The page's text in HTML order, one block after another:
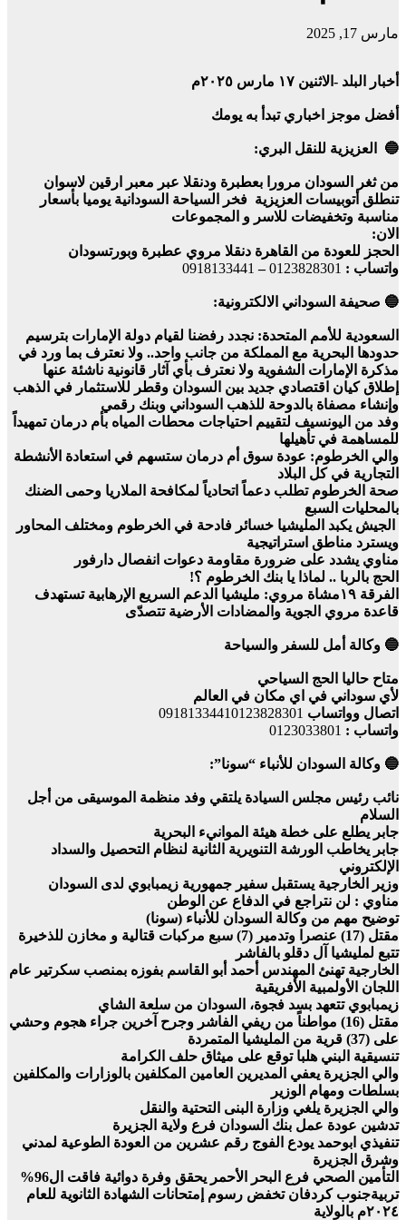
مارس 17, 2025
أخبار البلد -الاثنين ١٧ مارس ٢٠٢٥م
أفضل موجز اخباري تبدأ به يومك
🔵 العزيزية للنقل البري:
من ثغر السودان مرورا بعطبرة ودنقلا عبر معبر ارقين لاسوان
تنطلق أتوبيسات العزيزية فخر السياحة السودانية يوميا بأسعار
مناسبة وتخفيضات للاسر و المجموعات
الان:
الحجز للعودة من القاهرة دنقلا مروي عطبرة وبورتسودان
واتساب : 0123828301
–
0918133441
🔵 صحيفة السوداني الالكترونية:
السعودية للأمم المتحدة: نجدد رفضنا لقيام دولة الإمارات بترسيم
حدودها البحرية مع المملكة من جانب واحد.. ولا نعترف بما ورد في
مذكرة الإمارات الشفوية ولا نعترف بأي آثار قانونية ناشئة عنها
إطلاق كيان اقتصادي جديد بين السودان وقطر للاستثمار في الذهب
وإنشاء مصفاة بالدوحة للذهب السوداني وبنك رقمي
وفد من اليونسيف لتقييم احتياجات محطات المياه بأم درمان تمهيداً
للمساهمة في تأهيلها
والي الخرطوم: عودة سوق أم درمان ستسهم في استعادة الأنشطة
التجارية في كل البلاد
صحة الخرطوم تطلب دعماً اتحادياً لمكافحة الملاريا وحمى الضنك
بالمحليات السبع
الجيش يكبد المليشيا خسائر فادحة في الخرطوم ومختلف المحاور
ويسترد مناطق استراتيجية
مناوي يشدد على ضرورة مقاومة دعوات انفصال دارفور
الحج بالربا .. لماذا يا بنك الخرطوم ؟!
الفرقة ١٩مشاة مروي: مليشيا الدعم السريع الإرهابية تستهدف
قاعدة مروي الجوية والمضادات الأرضية تتصدّى
🔵 وكالة أمل للسفر والسياحة
متاح حاليا الحج السياحي
لأي سوداني في اي مكان في العالم
اتصال وواتساب 09181334410123828301
واتساب : 0123033801
🔵 وكالة السودان للأنباء “سونا”:
نائب رئيس مجلس السيادة يلتقي وفد منظمة الموسيقى من أجل
السلام
جابر يطلع على خطة هيئة الموانيء البحرية
جابر يخاطب الورشة التنويرية الثانية لنظام التحصيل والسداد
الإلكتروني
وزير الخارجية يستقبل سفير جمهورية زيمبابوي لدى السودان
مناوي : لن نتراجع في الدفاع عن الوطن
توضيح مهم من وكالة السودان للأنباء (سونا)
مقتل (17) عنصرا وتدمير (7) سبع مركبات قتالية و مخازن للذخيرة
تتبع لمليشيا آل دقلو بالفاشر
الخارجية تهنئ المهندس أحمد أبو القاسم بفوزه بمنصب سكرتير عام
اللجان الأولمبية الأفريقية
زيمبابوي تتعهد بسد فجوة، السودان من سلعة الشاي
مقتل (16) مواطناً من ريفي الفاشر وجرح آخرين جراء هجوم وحشي
على (37) قرية من المليشيا المتمردة
تنسيقية البني هلبا توقع على ميثاق حلف الكرامة
والي الجزيرة يعفي المديرين العامين المكلفين بالوزارات والمكلفين
بسلطات ومهام الوزير
والي الجزيرة يلغي وزارة البنى التحتية والنقل
تدشين عودة عمل بنك السودان فرع ولاية الجزيرة
تنفيذي ابوحمد يودع الفوج رقم عشرين من العودة الطوعية لمدني
وشرق الجزيرة
التأمين الصحي فرع البحر الأحمر يحقق وفرة دوائية فاقت ال96%
تربيةجنوب كردفان تخفض رسوم إمتحانات الشهادة الثانوية للعام
٢٠٢٤م بالولاية